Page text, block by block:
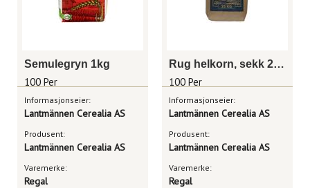
Semulegryn 1kg
100 Per
Informasjonseier:
Lantmännen Cerealia AS
Produsent:
Lantmännen Cerealia AS
Varemerke:
Regal
Rug helkorn, sekk 25kg
100 Per
Informasjonseier:
Lantmännen Cerealia AS
Produsent:
Lantmännen Cerealia AS
Varemerke:
Regal